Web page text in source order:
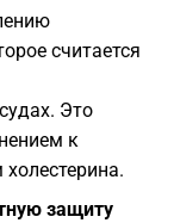
считается
Это
к
защиту